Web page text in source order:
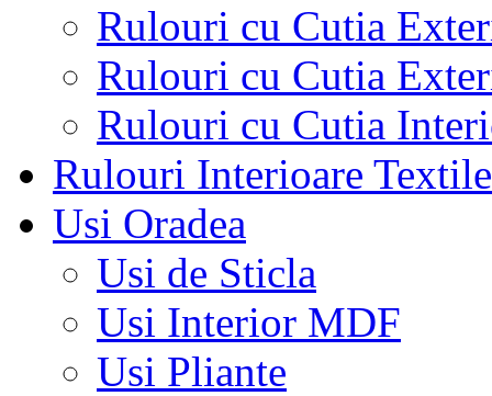
Rulouri cu Cutia
Rulouri cu Cutia
Rulouri cu Cutia
Rulouri Interioare Textile
Usi Oradea
Usi de Sticla
Usi Interior MDF
Usi Pliante